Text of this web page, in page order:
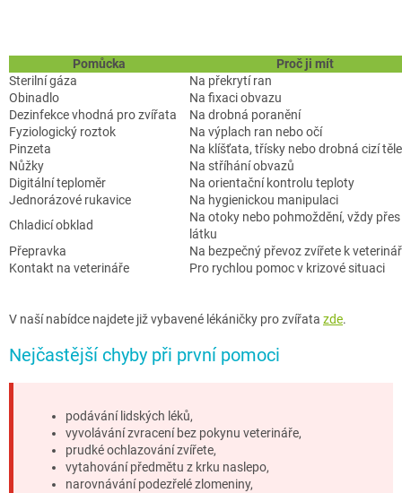
Pomůcka
Proč ji mít
Sterilní gáza
Na překrytí ran
Obinadlo
Na fixaci obvazu
Dezinfekce vhodná pro zvířata
Na drobná poranění
Fyziologický roztok
Na výplach ran nebo očí
Pinzeta
Na klíšťata, třísky nebo drobná cizí
Nůžky
Na stříhání obvazů
Digitální teploměr
Na orientační kontrolu teploty
Jednorázové rukavice
Na hygienickou manipulaci
Chladicí obklad
Na otoky nebo pohmoždění, vždy přes
látku
Přepravka
Na bezpečný převoz zvířete k
Kontakt na veterináře
Pro rychlou pomoc v krizové situaci
V naší nabídce najdete již vybavené lékáničky pro zvířata zde.
Nejčastější chyby při první pomoci
podávání lidských léků,
vyvolávání zvracení bez pokynu veterináře,
prudké ochlazování zvířete,
vytahování předmětu z krku naslepo,
narovnávání podezřelé zlomeniny,